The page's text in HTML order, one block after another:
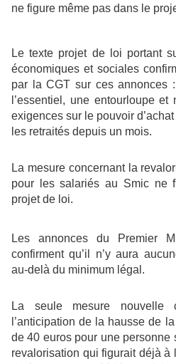
ne figure même pas dans le
Le texte projet de loi portant
économiques et sociales
par la CGT sur ces annonces
l’essentiel, une entourloupe
exigences sur le pouvoir
les retraités depuis un mois.
La mesure concernant la
pour les salariés au Smic ne
projet de loi.
Les annonces du Premier
confirment qu’il n’y aura
au-delà du minimum légal.
La seule mesure nouvelle
l’anticipation de la hausse de
de 40 euros pour une personne
revalorisation qui figurait déjà à